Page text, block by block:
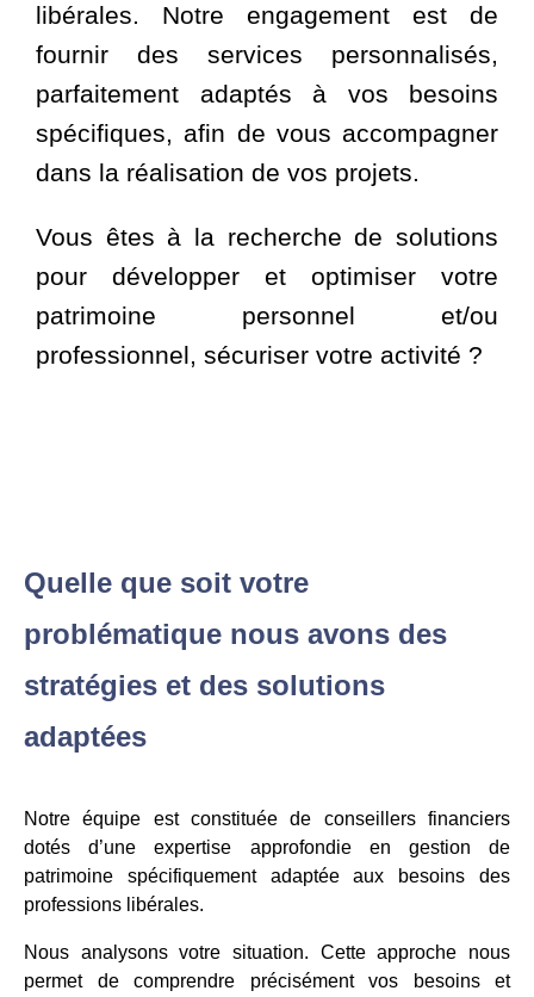
libérales. Notre engagement est de
fournir des services personnalisés,
parfaitement adaptés à vos besoins
spécifiques, afin de vous accompagner
dans la réalisation de vos projets.
Vous êtes à la recherche de solutions
pour développer et optimiser votre
patrimoine personnel et/ou
professionnel, sécuriser votre activité ?
Quelle que soit votre
problématique nous avons des
stratégies et des solutions
adaptées
Notre équipe est constituée de conseillers financiers
dotés d’une expertise approfondie en gestion de
patrimoine spécifiquement adaptée aux besoins des
professions libérales.
Nous analysons votre situation. Cette approche nous
permet de comprendre précisément vos besoins et